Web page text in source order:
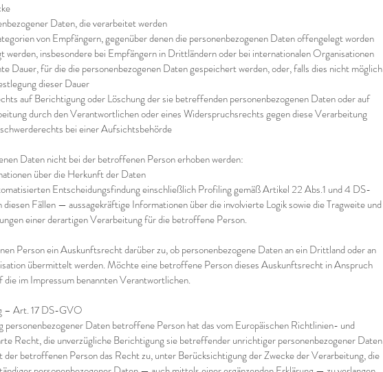
Daten, die verarbeitet werden
von Empfängern, gegenüber denen die personenbezogenen Daten offengelegt worden
werden, insbesondere bei Empfängern in Drittländern oder bei internationalen Organisationen
Dauer, für die die personenbezogenen Daten gespeichert werden, oder, falls dies nicht möglich
dieser Dauer
auf Berichtigung oder Löschung der sie betreffenden personenbezogenen Daten oder auf
durch den Verantwortlichen oder eines Widerspruchsrechts gegen diese Verarbeitung
bei einer Aufsichtsbehörde
Daten nicht bei der betroffenen Person erhoben werden:
über die Herkunft der Daten
Entscheidungsfindung einschließlich Profiling gemäß Artikel 22 Abs.1 und 4 DS-
Fällen — aussagekräftige Informationen über die involvierte Logik sowie die Tragweite und
einer derartigen Verarbeitung für die betroffene Person.
Person ein Auskunftsrecht darüber zu, ob personenbezogene Daten an ein Drittland oder an
übermittelt werden. Möchte eine betroffene Person dieses Auskunftsrecht in Anspruch
die im Impressum benannten Verantwortlichen.
– Art. 17 DS-GVO
personenbezogener Daten betroffene Person hat das vom Europäischen Richtlinien- und
Recht, die unverzügliche Berichtigung sie betreffender unrichtiger personenbezogener Daten
der betroffenen Person das Recht zu, unter Berücksichtigung der Zwecke der Verarbeitung, die